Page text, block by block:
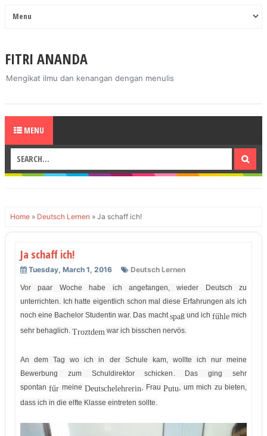
FITRI ANANDA
Mengikat ilmu dan kenangan dengan menulis
MENU
Home » Deutsch Lernen » Ja schaff ich!
Ja schaff ich!
Tuesday, March 1, 2016 Deutsch Lernen
Vor paar Woche habe ich angefangen, wieder Deutsch zu
unterrichten. Ich hatte eigentlich schon mal diese Erfahrungen als ich
noch eine Bachelor Studentin war. Das macht spaß und ich fűhlemich
sehr behaglich. Troztdem war ich bisschen nervös.
An dem Tag wo ich in der Schule kam, wollte ich nur meine
Bewerbung zum Schuldirektor schicken. Das ging sehr
spontanfűr meineDeutschelehrerin , FrauPutu
um mich zu bieten,
dass ich in die elfte Klasse eintreten sollte.